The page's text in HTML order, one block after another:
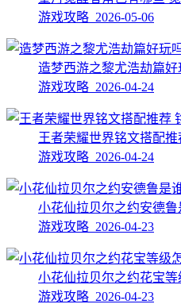
游戏攻略 2026-05-06
造梦西游之黎尤浩劫篇
游戏攻略 2026-04-24
王者荣耀世界铭文搭配
游戏攻略 2026-04-24
小花仙拉贝尔之约安德
游戏攻略 2026-04-23
小花仙拉贝尔之约花宝
游戏攻略 2026-04-23